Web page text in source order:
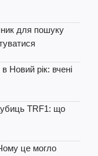
для пошуку
в Новий рік: вчені
TRF1: що
це могло